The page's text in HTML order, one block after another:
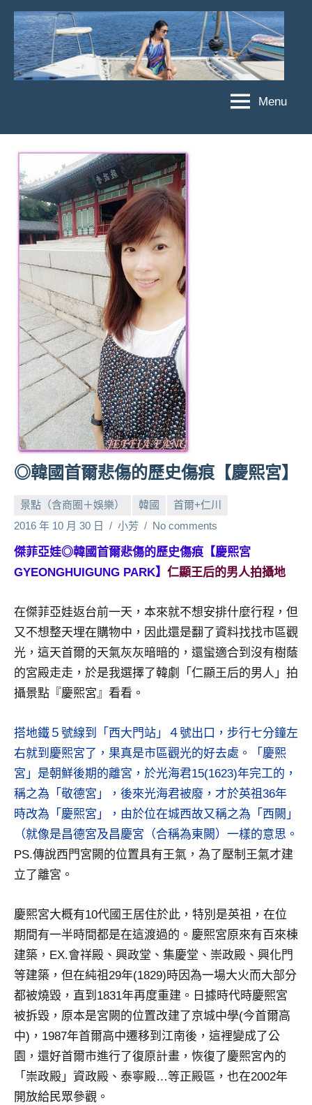
Skip
content
菲
亞
娃
JEFFIA
FANG
娃
粉
絲
團、
主
題
旅
遊、
人
帶
路、
遊
目
來
賓、
News
探
號
節
班
外
景
節
主
持、
哥
窟
國
旅
遊
書
各
表
會
及
動
主
持、
學
校
企
業
講
Menu
◎韓國首爾悲傷的歷史傷痕【慶熙宮】
景點（含商圈＋娛樂） 韓國
首爾+仁川
2016 年 10 月 30 日
小芳 No comments
傑菲亞娃◎韓國首爾悲傷的歷史傷痕【慶熙宮
GYEONGHUIGUNG PARK】 仁顯王后的男人拍攝地
在傑菲亞娃返台前一天，本來就不想安排什麼行程，但
又不想整天埋在購物中，因此還是翻了資料找找市區觀
光，這天首爾的天氣灰灰暗暗的，還蠻適合到沒有樹蔭
的宮殿走走，於是我選擇了韓劇「仁顯王后的男人」拍
攝景點『慶熙宮』看看。
搭地鐵５號線到「西大門站」４號出口，步行七分鐘左
右就到慶熙宮了，果真是市區觀光的好去處。「慶熙
宮」是朝鮮後期的離宮，於光海君15(1623)年完工的，
稱之為「敬德宮」，後來光海君被廢，才於英祖36年
時改為「慶熙宮」，由於位在城西故又稱之為「西闕」
（就像是昌德宮及昌慶宮（合稱為東闕）一樣的意思。
PS.傳說西門宮闕的位置具有王氣，為了壓制王氣才建
立了離宮。
慶熙宮大概有10代國王居住於此，特別是英祖，在位
期間有一半時間都是在這渡過的。慶熙宮原來有百來棟
建築，EX.會祥殿、興政堂、集慶堂、崇政殿、興化門
等建築，但在純祖29年(1829)時因為一場大火而大部分
都被燒毀，直到1831年再度重建。日據時代時慶熙宮
被拆毀，原本是宮闕的位置改建了京城中學(今首爾高
中)，1987年首爾高中遷移到江南後，這裡變成了公
園，還好首爾市進行了復原計畫，恢復了慶熙宮內的
「崇政殿」資政殿、泰寧殿…等正殿區，也在2002年
開放給民眾參觀。